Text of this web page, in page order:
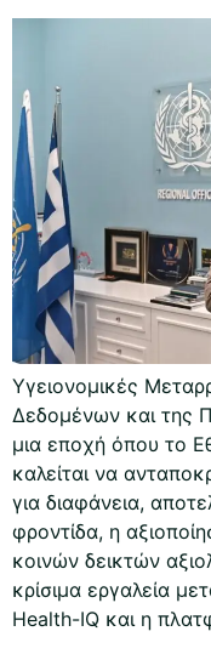
Υγειονομικές
Δεδομένων και της
μια εποχή όπου το
καλείται να
για διαφάνεια,
φροντίδα, η
κοινών δεικτών
κρίσιμα εργαλεία
Health-IQ και η